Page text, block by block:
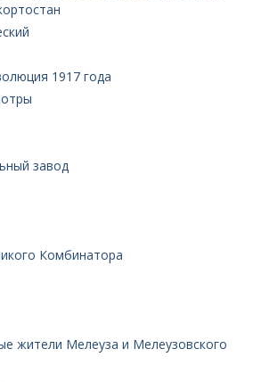
1917 года
завод
Комбинатора
жители Мелеуза и Мелеузовского